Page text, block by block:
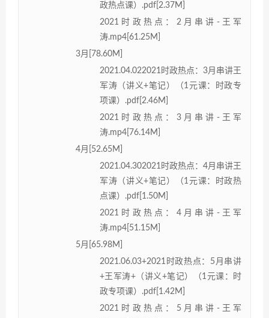
政热点课）.pdf[2.37M]
2021时政热点：2月串讲-王军
涛.mp4[61.25M]
3月[78.60M]
2021.04.022021时政热点：3月串讲王
军涛（讲义+笔记）（1元课：时政专
项课）.pdf[2.46M]
2021时政热点：3月串讲-王军
涛.mp4[76.14M]
4月[52.65M]
2021.04.302021时政热点：4月串讲王
军涛（讲义+笔记）（1元课：时政热
点课）.pdf[1.50M]
2021时政热点：4月串讲-王军
涛.mp4[51.15M]
5月[65.98M]
2021.06.03+2021时政热点：5月串讲
+王军涛+（讲义+笔记）（1元课：时
政专项课）.pdf[1.42M]
2021时政热点：5月串讲-王军